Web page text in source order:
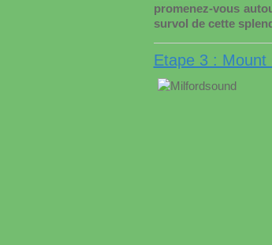
promenez-vous
survol de cette
Etape 3 : Mount